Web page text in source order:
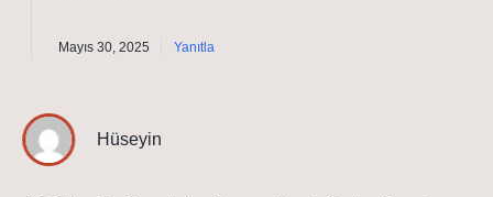
Mayıs 30, 2025 Yanıtla
Hüseyin